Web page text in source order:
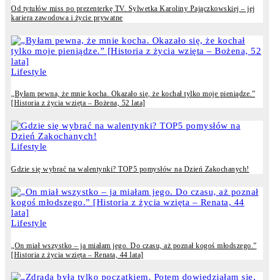
Od tytułów miss po prezenterkę TV. Sylwetka Karoliny Pajączkowskiej – jej
kariera zawodowa i życie prywatne
Lifestyle
„Byłam pewna, że mnie kocha. Okazało się, że kochał tylko moje pieniądze.”
[Historia z życia wzięta – Bożena, 52 lata]
Lifestyle
Gdzie się wybrać na walentynki? TOP5 pomysłów na Dzień Zakochanych!
Lifestyle
„On miał wszystko – ja miałam jego. Do czasu, aż poznał kogoś młodszego.”
[Historia z życia wzięta – Renata, 44 lata]